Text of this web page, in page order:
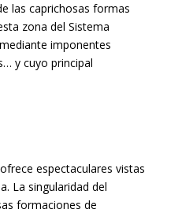
las caprichosas formas
zona del Sistema
imponentes
y cuyo principal
espectaculares vistas
La singularidad del
formaciones de